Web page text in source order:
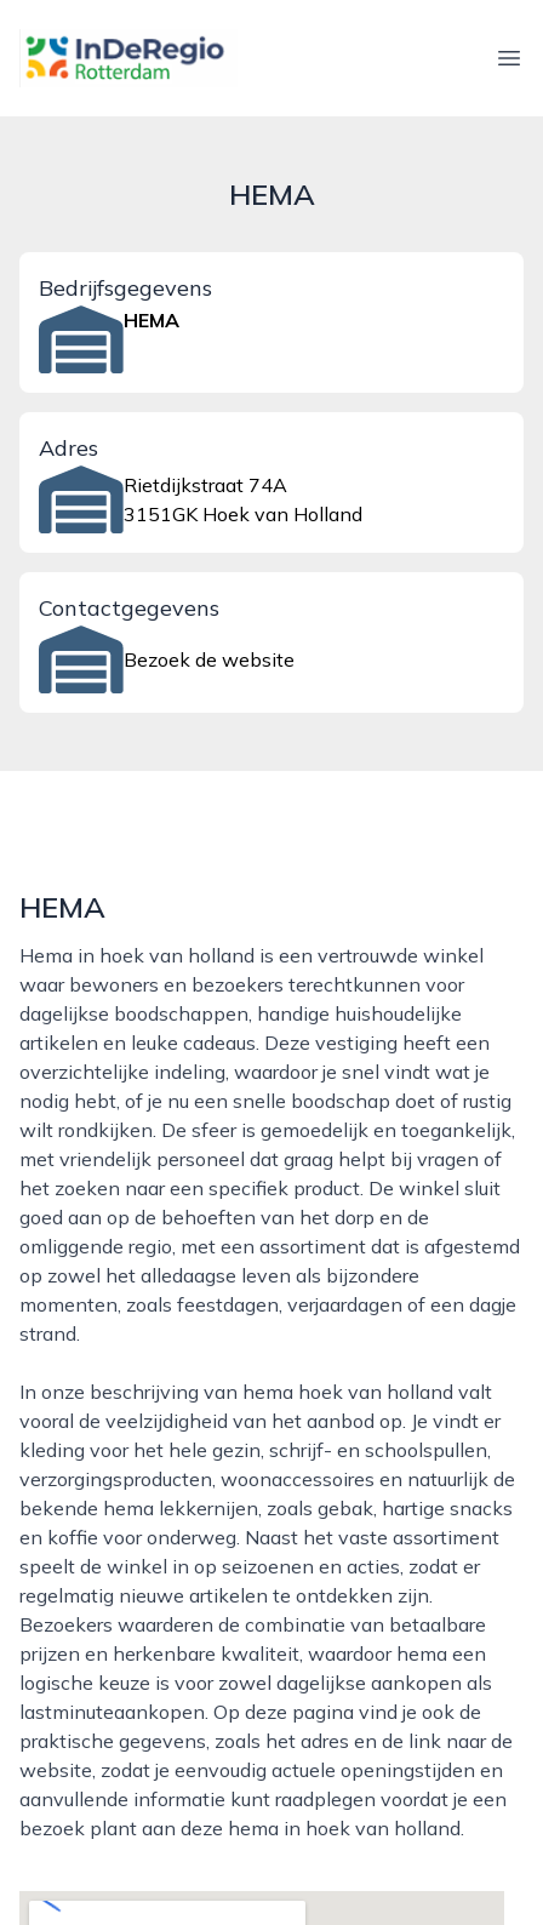
inderegiorotterdam.nl
HEMA
Bedrijfsgegevens
HEMA
Adres
Rietdijkstraat 74A
3151GK Hoek van Holland
Contactgegevens
Bezoek de website
HEMA
Hema in hoek van holland is een vertrouwde winkel
waar bewoners en bezoekers terechtkunnen voor
dagelijkse boodschappen, handige huishoudelijke
artikelen en leuke cadeaus. Deze vestiging heeft een
overzichtelijke indeling, waardoor je snel vindt wat je
nodig hebt, of je nu een snelle boodschap doet of rustig
wilt rondkijken. De sfeer is gemoedelijk en toegankelijk,
met vriendelijk personeel dat graag helpt bij vragen of
het zoeken naar een specifiek product. De winkel sluit
goed aan op de behoeften van het dorp en de
omliggende regio, met een assortiment dat is afgestemd
op zowel het alledaagse leven als bijzondere
momenten, zoals feestdagen, verjaardagen of een dagje
strand.
In onze beschrijving van hema hoek van holland valt
vooral de veelzijdigheid van het aanbod op. Je vindt er
kleding voor het hele gezin, schrijf- en schoolspullen,
verzorgingsproducten, woonaccessoires en natuurlijk de
bekende hema lekkernijen, zoals gebak, hartige snacks
en koffie voor onderweg. Naast het vaste assortiment
speelt de winkel in op seizoenen en acties, zodat er
regelmatig nieuwe artikelen te ontdekken zijn.
Bezoekers waarderen de combinatie van betaalbare
prijzen en herkenbare kwaliteit, waardoor hema een
logische keuze is voor zowel dagelijkse aankopen als
lastminuteaankopen. Op deze pagina vind je ook de
praktische gegevens, zoals het adres en de link naar de
website, zodat je eenvoudig actuele openingstijden en
aanvullende informatie kunt raadplegen voordat je een
bezoek plant aan deze hema in hoek van holland.